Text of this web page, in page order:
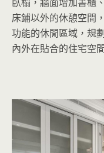
床鋪以外的休憩空間
功能的休閒區域，規
內外在貼合的住宅空